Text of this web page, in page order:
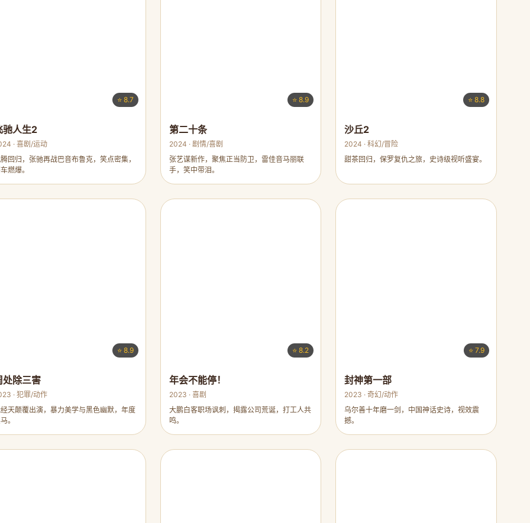
⭐ 8.7
驰人生2
· 喜剧/运动
回归，张驰再战巴音布鲁克，笑点密集，
燃爆。
⭐ 8.9
第二十条
2024 · 剧情/喜剧
张艺谋新作，聚焦正当防卫，雷佳音马丽联
手，笑中带泪。
⭐ 8.8
沙丘2
2024 · 科幻/冒险
甜茶回归，保罗复仇之旅，史诗级视听盛宴。
⭐ 8.9
处除三害
· 犯罪/动作
天颠覆出演，暴力美学与黑色幽默，年度
。
⭐ 8.2
年会不能停！
2023 · 喜剧
大鹏白客职场讽刺，揭露公司荒诞，打工人共
鸣。
⭐ 7.9
封神第一部
2023 · 奇幻/动作
乌尔善十年磨一剑，中国神话史诗，视效震
撼。